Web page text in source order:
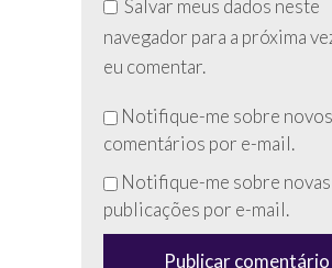
Salvar meus dados neste
navegador para a próxima
eu comentar.
Não
preencha
esse
campo
(anti-
Notifique-me sobre novos
comentários por e-mail.
Notifique-me sobre novas
publicações por e-mail.